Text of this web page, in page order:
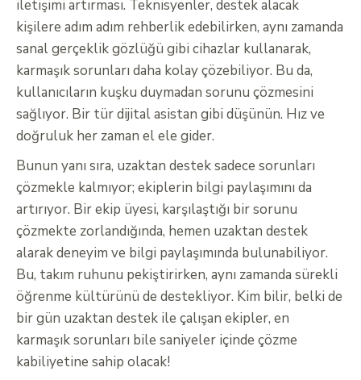
iletişimi artırması. Teknisyenler, destek alacak
kişilere adım adım rehberlik edebilirken, aynı zamanda
sanal gerçeklik gözlüğü gibi cihazlar kullanarak,
karmaşık sorunları daha kolay çözebiliyor. Bu da,
kullanıcıların kuşku duymadan sorunu çözmesini
sağlıyor. Bir tür dijital asistan gibi düşünün. Hız ve
doğruluk her zaman el ele gider.
Bunun yanı sıra, uzaktan destek sadece sorunları
çözmekle kalmıyor; ekiplerin bilgi paylaşımını da
artırıyor. Bir ekip üyesi, karşılaştığı bir sorunu
çözmekte zorlandığında, hemen uzaktan destek
alarak deneyim ve bilgi paylaşımında bulunabiliyor.
Bu, takım ruhunu pekiştirirken, aynı zamanda sürekli
öğrenme kültürünü de destekliyor. Kim bilir, belki de
bir gün uzaktan destek ile çalışan ekipler, en
karmaşık sorunları bile saniyeler içinde çözme
kabiliyetine sahip olacak!